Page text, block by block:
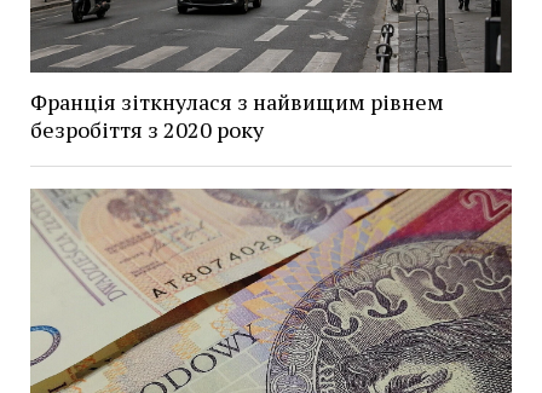
Франція зіткнулася з найвищим рівнем
безробіття з 2020 року